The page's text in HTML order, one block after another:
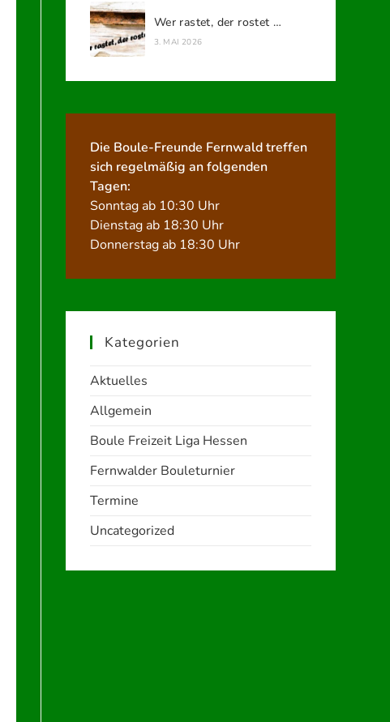
Wer rastet, der rostet …
3. MAI 2026
Die Boule-Freunde Fernwald treffen
sich regelmäßig an folgenden
Tagen:
Sonntag ab 10:30 Uhr
Dienstag ab 18:30 Uhr
Donnerstag ab 18:30 Uhr
Kategorien
Aktuelles
Allgemein
Boule Freizeit Liga Hessen
Fernwalder Bouleturnier
Termine
Uncategorized